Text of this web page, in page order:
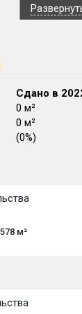
Сдано в
0 м²
0 м²
(0%)
м²